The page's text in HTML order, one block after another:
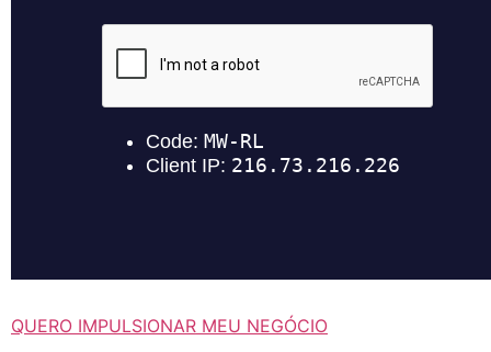
QUERO IMPULSIONAR MEU NEGÓCIO